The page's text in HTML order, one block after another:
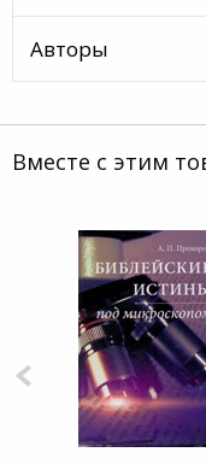
Авторы
Вместе с этим